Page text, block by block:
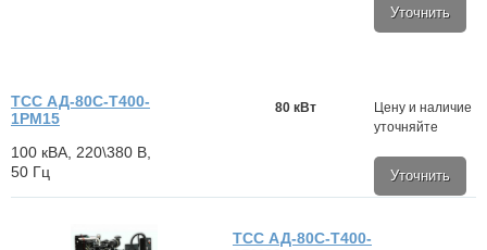
Уточнить
ТСС АД-80С-Т400-
1РМ15
100 кВА, 220\380 В,
50 Гц
Цену и наличие
уточняйте
Уточнить
80 кВт
ТСС АД-80С-Т400-